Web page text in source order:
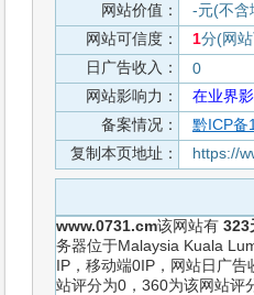
网站价值：
-元(不含
网站可信度：
1分(网
日广告收入：
0
网站影响力：
在业界
备案情况：
黔ICP备
复制本页地址：
https://
www.0731.cm该网站有 323
务器位于Malaysia Kuala
IP，移动端0IP，网站日广
站评分为0，360为该网站评